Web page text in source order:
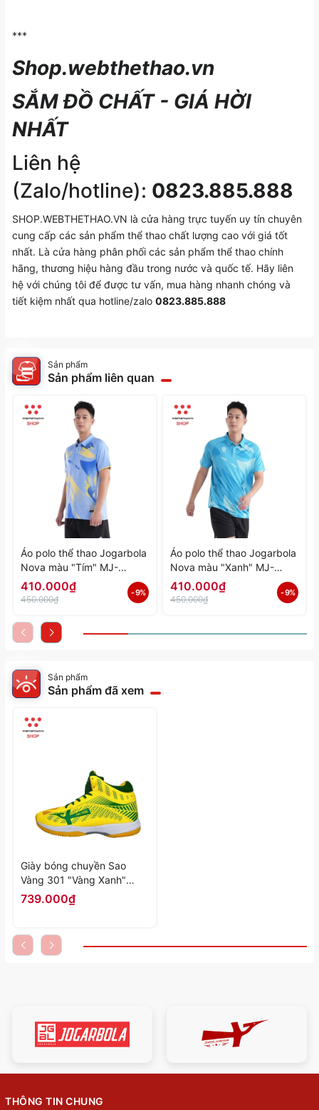
***
Shop.webthethao.vn
SẮM ĐỒ CHẤT - GIÁ HỜI
NHẤT
Liên hệ
(Zalo/hotline): 0823.885.888
SHOP.WEBTHETHAO.VN là cửa hàng trực tuyến uy tín chuyên
cung cấp các sản phẩm thể thao chất lượng cao với giá tốt
nhất. Là cửa hàng phân phối các sản phẩm thể thao chính
hãng, thương hiệu hàng đầu trong nước và quốc tế. Hãy liên
hệ với chúng tôi để được tư vấn, mua hàng nhanh chóng và
tiết kiệm nhất qua hotline/zalo 0823.885.888
Sản phẩm
Sản phẩm liên quan
Áo polo thể thao Jogarbola
Nova màu "Tím" MJ-
A4197-04 - Hàng Chính
Hãng
410.000₫
450.000₫
- 9%
Áo polo thể thao Jogarbola
Nova màu "Xanh" MJ-
A4197-03 - Hàng Chính
Hãng
410.000₫
450.000₫
- 9%
Sản phẩm
Sản phẩm đã xem
Giày bóng chuyền Sao
Vàng 301 "Vàng Xanh"
SV301-21 - Hàng Chính
739.000₫
THÔNG TIN CHUNG